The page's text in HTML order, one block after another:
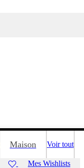
Maison Voir tout
Mes Wishlists